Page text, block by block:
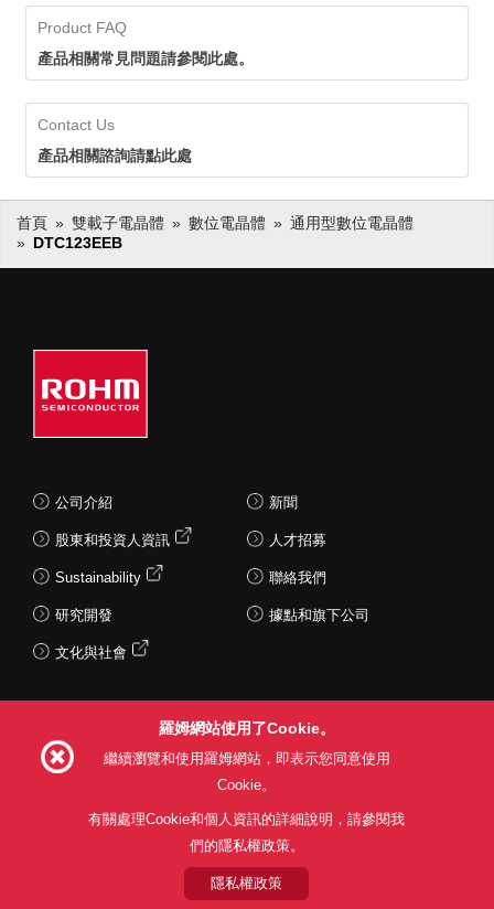
Product FAQ
產品相關常見問題請參閱此處。
Contact Us
產品相關諮詢請點此處
首頁 雙載子電晶體 數位電晶體
通用型數位電晶體
DTC123EEB
公司介紹
股東和投資人資訊
Sustainability
研究開發
文化與社會
新聞
人才招募
聯絡我們
據點和旗下公司
利用目的 隱私權政策
關於本公司產品銷售之標準條款(PDF)
羅姆網站使用了Cookie。
繼續瀏覽和使用羅姆網站，即表示您同意使用
Cookie。
有關處理Cookie和個人資訊的詳細說明，請參閱我
們的隱私權政策。
隱私權政策